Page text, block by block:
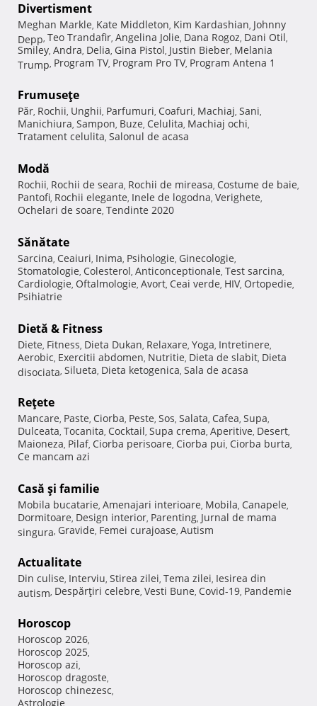
Divertisment
Meghan Markle, Kate Middleton, Kim Kardashian, Johnny
Depp, Teo Trandafir, Angelina Jolie, Dana Rogoz, Dani Otil,
Smiley, Andra, Delia, Gina Pistol, Justin Bieber, Melania
Trump, Program TV, Program Pro TV, Program Antena 1
Frumuseţe
Păr, Rochii, Unghii, Parfumuri, Coafuri, Machiaj, Sani,
Manichiura, Sampon, Buze, Celulita, Machiaj ochi,
Tratament celulita, Salonul de acasa
Modă
Rochii, Rochii de seara, Rochii de mireasa, Costume de baie,
Pantofi, Rochii elegante, Inele de logodna, Verighete,
Ochelari de soare, Tendinte 2020
Sănătate
Sarcina, Ceaiuri, Inima, Psihologie, Ginecologie,
Stomatologie, Colesterol, Anticonceptionale, Test sarcina,
Cardiologie, Oftalmologie, Avort, Ceai verde, HIV, Ortopedie,
Psihiatrie
Dietă & Fitness
Diete, Fitness, Dieta Dukan, Relaxare, Yoga, Intretinere,
Aerobic, Exercitii abdomen, Nutritie, Dieta de slabit, Dieta
disociata, Silueta, Dieta ketogenica, Sala de acasa
Reţete
Mancare, Paste, Ciorba, Peste, Sos, Salata, Cafea, Supa,
Dulceata, Tocanita, Cocktail, Supa crema, Aperitive, Desert,
Maioneza, Pilaf, Ciorba perisoare, Ciorba pui, Ciorba burta,
Ce mancam azi
Casă şi familie
Mobila bucatarie, Amenajari interioare, Mobila, Canapele,
Dormitoare, Design interior, Parenting, Jurnal de mama
singura, Gravide, Femei curajoase, Autism
Actualitate
Din culise, Interviu, Stirea zilei, Tema zilei, Iesirea din
autism, Despărţiri celebre, Vesti Bune, Covid-19, Pandemie
Horoscop
Horoscop 2026,
Horoscop 2025,
Horoscop azi,
Horoscop dragoste,
Horoscop chinezesc,
Astrologie